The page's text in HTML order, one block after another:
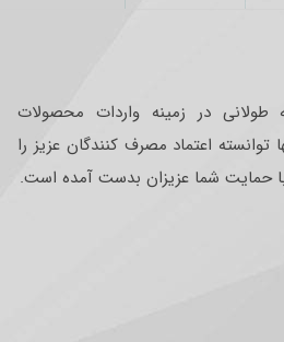
طولانی در زمینه واردات محصولات
اعتماد مصرف کنندگان عزیز را
حمایت شما عزیزان بدست آمده است.